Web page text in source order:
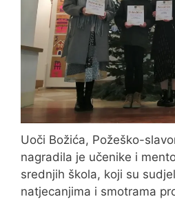
Uoči Božića, Požeško-
nagradila je učenike i
srednjih škola, koji su
natjecanjima i smotrama